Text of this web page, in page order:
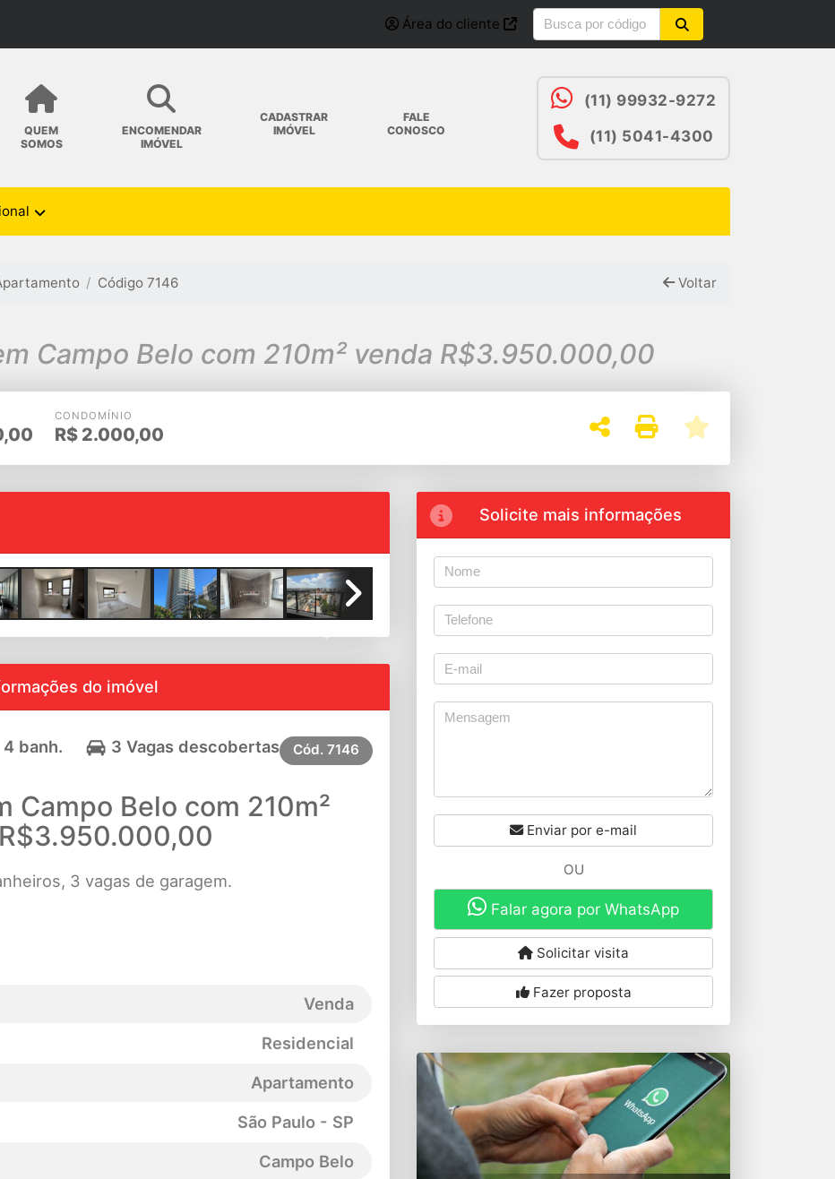
Área do cliente
QUEM
SOMOS
ENCOMENDAR
IMÓVEL
CADASTRAR
IMÓVEL
FALE
CONOSCO
(11) 99932-9272
(11) 5041-4300
Código 7146 Voltar
Campo Belo com 210m² venda R$3.950.000,00
CONDOMÍNIO
R$ 2.000,00
do imóvel
4 banh. 3 Vagas descobertas Cód. 7146
Campo Belo com 210m²
3 vagas de garagem.
Venda
Residencial
Apartamento
São Paulo - SP
Campo Belo
Solicite mais informações
Enviar por e-mail
OU
Falar agora por WhatsApp
Solicitar visita
Fazer proposta